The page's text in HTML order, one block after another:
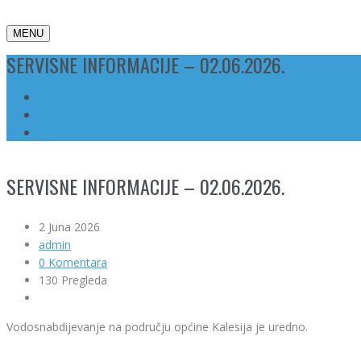
MENU
SERVISNE INFORMACIJE – 02.06.2026.
SERVISNE INFORMACIJE – 02.06.2026.
2 Juna 2026
admin
0 Komentara
130 Pregleda
Vodosnabdijevanje na području općine Kalesija je uredno.